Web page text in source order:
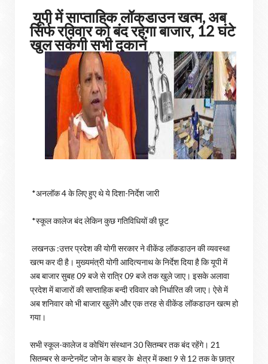
यूपी में साप्ताहिक लॉकडाउन खत्म, अब
सिर्फ रविवार को बंद रहेगा बाजार, 12 घंटे
खुल सकेंगी सभी दुकानें
*अनलॉक 4 के लिए हुए थे ये दिशा-निर्देश जारी
*स्कूल कालेज बंद लेकिन कुछ गतिविधियों की छूट
लखनऊ :उत्तर प्रदेश की योगी सरकार ने वीकेंड लॉकडाउन की व्यवस्था
खत्म कर दी है। मुख्यमंत्री योगी आदित्यनाथ के निर्देश दिया है कि यूपी में
अब बाजार सुबह 09 बजे से रात्रि 09 बजे तक खुले जाए। इसके अलावा
प्रदेश में बाजारों की साप्ताहिक बन्दी रविवार को निर्धारित की जाए। ऐसे में
अब शनिवार को भी बाजार खुलेंगे और एक तरह से वीकेंड लॉकडाउन खत्म हो
गया।
सभी स्कूल-कालेज व कोचिंग संस्थान 30 सितम्बर तक बंद रहेंगे। 21
सितम्बर से कन्टेनमेंट जोन के बाहर के क्षेत्र में कक्षा 9 से 12 तक के छात्र